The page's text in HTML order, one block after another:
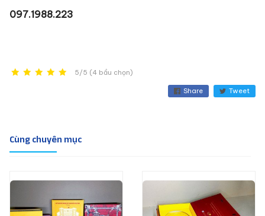
097.1988.223
5/5 (4 bầu chọn)
Share Tweet
Cùng chuyên mục